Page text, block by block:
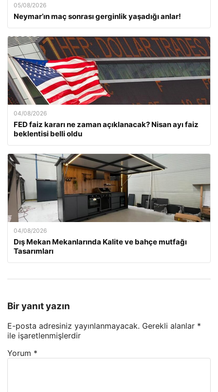
05/08/2026
Neymar’ın maç sonrası gerginlik yaşadığı anlar!
04/08/2026
FED faiz kararı ne zaman açıklanacak? Nisan ayı faiz
beklentisi belli oldu
04/08/2026
Dış Mekan Mekanlarında Kalite ve bahçe mutfağı
Tasarımları
Bir yanıt yazın
E-posta adresiniz yayınlanmayacak. Gerekli alanlar *
ile işaretlenmişlerdir
Yorum *